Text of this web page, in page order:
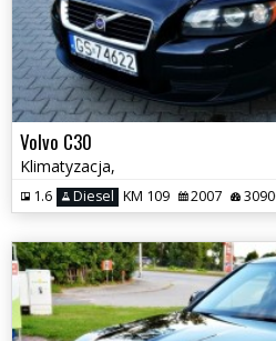
Volvo C30
Klimatyzacja,
1.6 Diesel KM 109 2007